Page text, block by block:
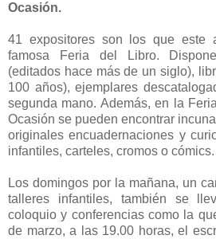
Ocasión.
41 expositores son los que este
famosa Feria del Libro.
(editados hace más de un siglo),
100 años), ejemplares
segunda mano. Además, en la
Ocasión se pueden encontrar
originales encuadernaciones y
infantiles, carteles, cromos o cómics.
Los domingos por la mañana, un
talleres infantiles, también se
coloquio y conferencias como la
de marzo, a las 19.00 horas, el